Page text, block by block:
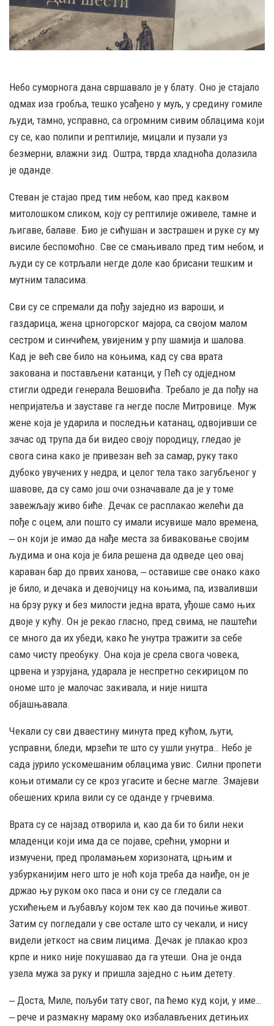
Небо суморнога дана свршавало је у блату. Оно је стајало
одмах иза гробља, тешко усађено у муљ, у средину гомиле
људи, тамно, усправно, са огромним сивим облацима који
су се, као полипи и рептилије, мицали и пузали уз
безмерни, влажни зид. Оштра, тврда хладноћа долазила
је оданде.
Стеван је стајао пред тим небом, као пред каквом
митолошком сликом, коју су рептилије оживеле, тамне и
љигаве, балаве. Био је сићушан и застрашен и руке су му
висиле беспомоћно. Све се смањивало пред тим небом, и
људи су се котрљали негде доле као брисани тешким и
мутним таласима.
Сви су се спремали да пођу заједно из вароши, и
газдарица, жена црногорског мајора, са својом малом
сестром и синчићем, увијеним у рпу шамија и шалова.
Кад је већ све било на коњима, кад су сва врата
закована и постављени катанци, у Пећ су одједном
стигли одреди генерала Вешовића. Требало је да пођу на
непријатеља и зауставе га негде после Митровице. Муж
жене која је ударила и последњи катанац, одвојивши се
зачас од трупа да би видео своју породицу, гледао је
свога сина како је привезан већ за самар, руку тако
дубоко увучених у недра, и целог тела тако загубљеног у
шавове, да су само још очи означавале да је у томе
завежљају живо биће. Дечак се расплакао желећи да
пође с оцем, али пошто су имали исувише мало времена,
‒ он који је имао да нађе места за биваковање својим
људима и она која је била решена да одведе цео овај
караван бар до првих ханова, ‒ оставише све онако како
је било, и дечака и девојчицу на коњима, па, изваливши
на брзу руку и без милости једна врата, уђоше само њих
двоје у кућу. Он је рекао гласно, пред свима, не паштећи
се много да их убеди, како ће унутра тражити за себе
само чисту преобуку. Она која је срела свога човека,
црвена и узрујана, ударала је неспретно секирицом по
ономе што је малочас закивала, и није ништа
објашњавала.
Чекали су сви дваестину минута пред кућом, љути,
усправни, бледи, мрзећи те што су ушли унутра… Небо је
сада јурило ускомешаним облацима увис. Силни пропети
коњи отимали су се кроз угасите и бесне магле. Змајеви
обешених крила вили су се оданде у грчевима.
Врата су се најзад отворила и, као да би то били неки
младенци који има да се појаве, срећни, уморни и
измучени, пред проламањем хоризоната, црњим и
узбурканијим него што је ноћ која треба да наиђе, он је
држао њу руком око паса и они су се гледали са
усхићењем и љубављу којом тек као да почиње живот.
Затим су погледали у све остале што су чекали, и нису
видели јеткост на свим лицима. Дечак је плакао кроз
крпе и нико није покушавао да га утеши. Она је онда
узела мужа за руку и пришла заједно с њим детету.
‒ Доста, Миле, пољуби тату свог, па ћемо куд који, у име…
‒ рече и размакну мараму око избалављених детињих